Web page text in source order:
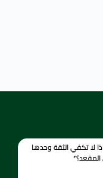
لا تكفي الثقة وحدها